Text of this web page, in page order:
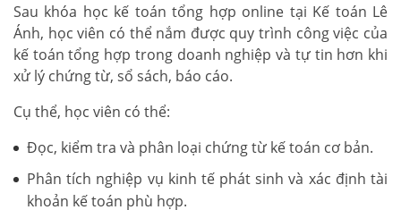
Sau khóa học kế toán tổng hợp online tại Kế toán Lê
Ánh, học viên có thể nắm được quy trình công việc của
kế toán tổng hợp trong doanh nghiệp và tự tin hơn khi
xử lý chứng từ, sổ sách, báo cáo.
Cụ thể, học viên có thể:
Đọc, kiểm tra và phân loại chứng từ kế toán cơ bản.
Phân tích nghiệp vụ kinh tế phát sinh và xác định tài
khoản kế toán phù hợp.